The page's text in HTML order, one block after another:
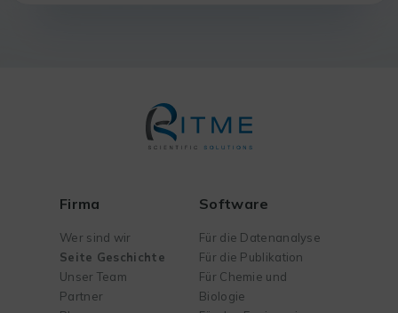
Firma
Wer sind wir
Seite Geschichte
Unser Team
Partner
Software
Für die Datenanalyse
Für die Publikation
Für Chemie und
Biologie